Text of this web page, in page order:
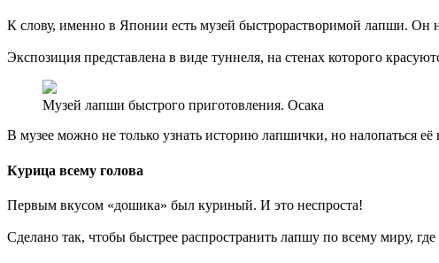
К слову, именно в Японии есть музей быстрорастворимой лапши. Он
Экспозиция представлена в виде туннеля, на стенах которого
Музей лапши быстрого приготовления. Осака
В музее можно не только узнать историю лапшички, но налопаться
Курица всему голова
Первым вкусом «дошика» был куриный. И это неспроста!
Сделано так, чтобы быстрее распространить лапшу по всему миру,